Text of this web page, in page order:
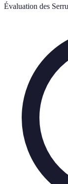
Évaluation des